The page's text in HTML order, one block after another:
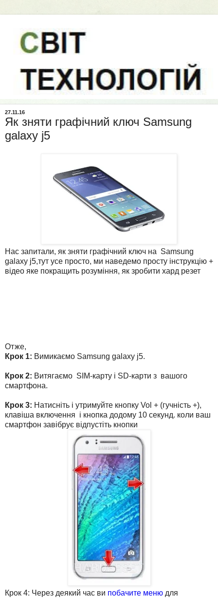
27.11.16
Як зняти графічний ключ Samsung
galaxy j5
Нас запитали, як зняти графічний ключ на Samsung
galaxy j5,тут усе просто, ми наведемо просту інструкцію +
відео яке покращить розуміння, як зробити хард резет
Отже,
Крок 1: Вимикаємо Samsung galaxy j5.
Крок 2: Витягаємо SIM-карту і SD-карти з вашого
смартфона.
Крок 3: Натисніть і утримуйте кнопку Vol + (гучність +),
клавіша включення і кнопка додому 10 секунд. коли ваш
смартфон завібрує відпустіть кнопки
Крок 4: Через деякий час ви побачите меню для